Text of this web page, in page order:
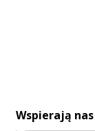
Wspierają nas